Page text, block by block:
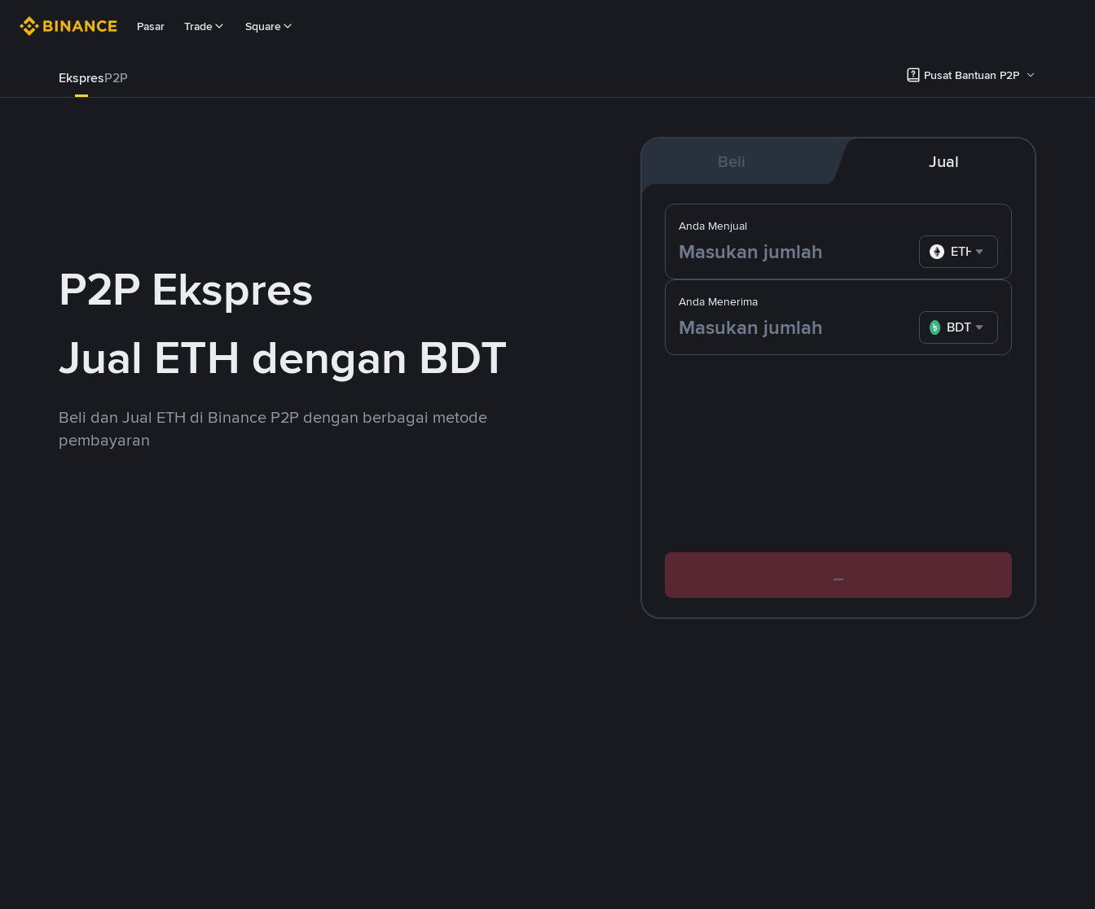
Pasar Trade Square
EkspresP2P Pusat Bantuan P2P
P2P Ekspres
Jual ETH dengan BDT
Beli dan Jual ETH di Binance P2P dengan berbagai metode
pembayaran
Beli Jual
Anda Menerima
BDT
Anda Menjual
ETH